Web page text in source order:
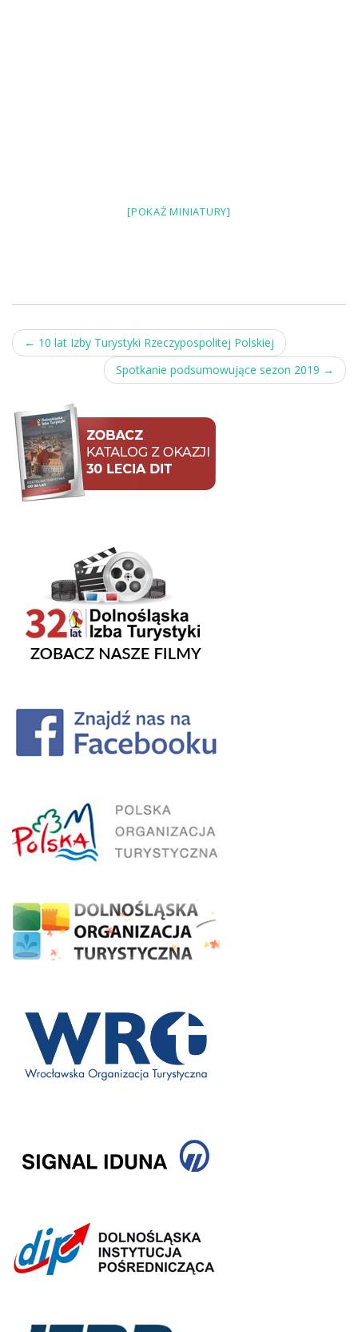
[POKAŻ MINIATURY]
Post
navigation
← 10 lat Izby Turystyki Rzeczypospolitej Polskiej
Spotkanie podsumowujące sezon 2019 →